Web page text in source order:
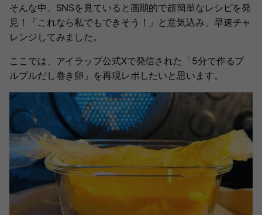
そんな中、SNSを見ていると画期的で超簡単なレシピを発
見！「これなら私でもできそう！」と意気込み、早速チャ
レンジしてみました。
ここでは、アイラップ公式Xで発信された「5分で作るプ
ルプルだし巻き卵」を再現レポしたいと思います。